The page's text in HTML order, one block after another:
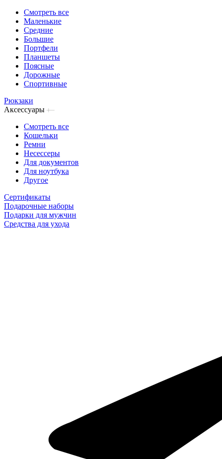
Смотреть все
Маленькие
Средние
Большие
Портфели
Планшеты
Поясные
Дорожные
Спортивные
Рюкзаки
Аксессуары
Смотреть все
Кошельки
Ремни
Несессеры
Для документов
Для ноутбука
Другое
Сертификаты
Подарочные наборы
Подарки для мужчин
Средства для ухода